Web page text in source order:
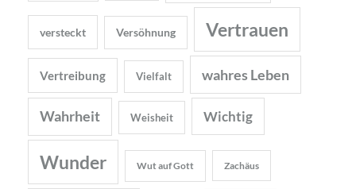
versteckt Versöhnung Vertrauen
Vertreibung Vielfalt wahres Leben
Wahrheit Weisheit Wichtig
Wunder Wut auf Gott Zachäus